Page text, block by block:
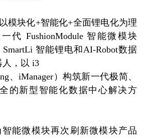
模块化+智能化+全面锂电化为理
代 FushionModule 智能微模块
智能锂电和AI-Robot数据
人，以 i3
、iManager）构筑新一代极简、
的新型智能化数据中心解决方
智能微模块再次刷新微模块产品